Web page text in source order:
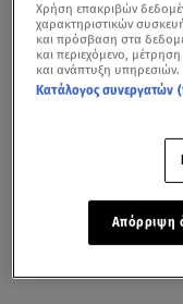
Χρήση επακριβών
χαρακτηριστικών
και πρόσβαση στα
και περιεχόμενο,
και ανάπτυξη υπηρεσιών.
Κατάλογος συνεργατών
Απόρριψη